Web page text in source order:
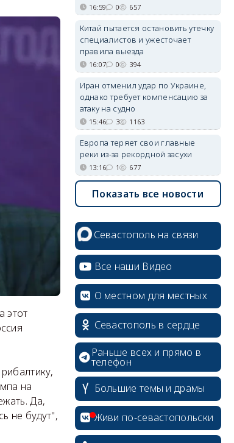
этот
на
Да,
не будут",
16:59 0 657
Китай пытается остановить утечку
специалистов и ужесточает
правила выезда
16:07 0 394
Иран отменил удар по Украине,
однако требует компенсацию за
атаку на судно
15:46 3 1163
Европа теряет свои главные
реки из-за рекордной засухи
13:16 1 677
Показать все новости
Севастополь на связи
Все наши Видео
О местном для местных
Севастополь в сердце
Раньше всех и прямо в
телефон
Большие темы и драмы
Живи по-севастопольски